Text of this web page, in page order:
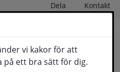
vi kakor för att
på ett bra sätt för dig.
Dela Kontakt